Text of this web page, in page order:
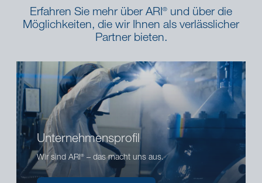
Erfahren Sie mehr über ARI® und über die
Möglichkeiten, die wir Ihnen als verlässlicher
Partner bieten.
Unternehmensprofil
Wir sind ARI® – das macht uns aus.